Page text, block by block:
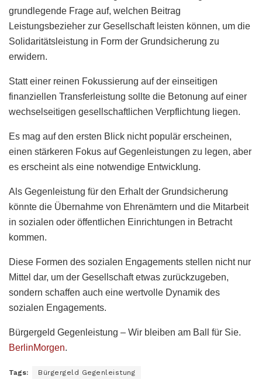
grundlegende Frage auf, welchen Beitrag
Leistungsbezieher zur Gesellschaft leisten können, um die
Solidaritätsleistung in Form der Grundsicherung zu
erwidern.
Statt einer reinen Fokussierung auf der einseitigen
finanziellen Transferleistung sollte die Betonung auf einer
wechselseitigen gesellschaftlichen Verpflichtung liegen.
Es mag auf den ersten Blick nicht populär erscheinen,
einen stärkeren Fokus auf Gegenleistungen zu legen, aber
es erscheint als eine notwendige Entwicklung.
Als Gegenleistung für den Erhalt der Grundsicherung
könnte die Übernahme von Ehrenämtern und die Mitarbeit
in sozialen oder öffentlichen Einrichtungen in Betracht
kommen.
Diese Formen des sozialen Engagements stellen nicht nur
Mittel dar, um der Gesellschaft etwas zurückzugeben,
sondern schaffen auch eine wertvolle Dynamik des
sozialen Engagements.
Bürgergeld Gegenleistung – Wir bleiben am Ball für Sie.
BerlinMorgen.
Tags: Bürgergeld Gegenleistung